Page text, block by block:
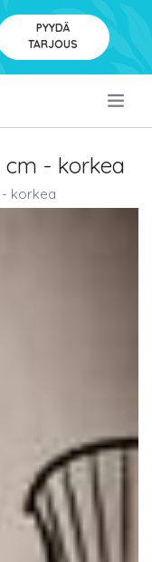
PYYDÄ
TARJOUS
cm - korkea
- korkea